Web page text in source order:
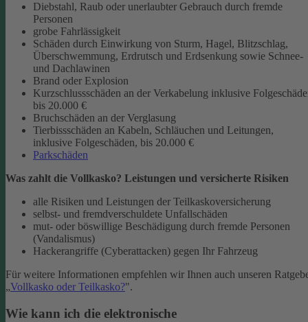
Diebstahl, Raub oder unerlaubter Gebrauch durch fremde
Personen
grobe Fahrlässigkeit
Schäden durch Einwirkung von Sturm, Hagel, Blitzschlag,
Überschwemmung, Erdrutsch und Erdsenkung sowie Schnee-
und Dachlawinen
Brand oder Explosion
Kurzschlussschäden an der Verkabelung inklusive
bis 20.000 €
Bruchschäden an der Verglasung
Tierbissschäden an Kabeln, Schläuchen und Leitungen,
inklusive Folgeschäden, bis 20.000 €
Parkschäden
Was zahlt die Vollkasko? Leistungen und versicherte Risiken
alle Risiken und Leistungen der Teilkaskoversicherung
selbst- und fremdverschuldete Unfallschäden
mut- oder böswillige Beschädigung durch fremde Personen
(Vandalismus)
Hackerangriffe (Cyberattacken) gegen Ihr Fahrzeug
Für weitere Informationen empfehlen wir Ihnen auch unseren
„Vollkasko oder Teilkasko?".
Wie kann ich die elektronische